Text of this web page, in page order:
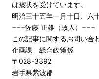
は褒状を受けています。
明治三十五年一月十日、六
−−−佐藤 正雄（故人）−−−
この記事に関するお問い合
企画課 総合政策係
〒028-3392
岩手県紫波郡